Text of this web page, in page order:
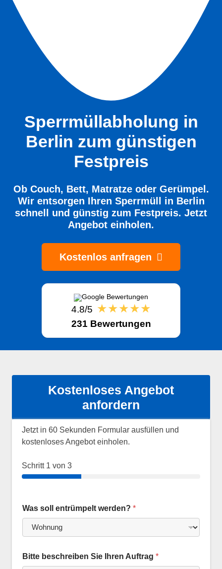
Sperrmüllabholung in
Berlin zum günstigen
Festpreis
Ob Couch, Bett, Matratze oder Gerümpel.
Wir entsorgen Ihren Sperrmüll in Berlin
schnell und günstig zum Festpreis. Jetzt
Angebot einholen.
Kostenlos anfragen
4.8/5 ★★★★★
231 Bewertungen
Kostenloses Angebot
anfordern
Jetzt in 60 Sekunden Formular ausfüllen und
kostenloses Angebot einholen.
Schritt 1 von 3
Was soll entrümpelt werden? *
Bitte beschreiben Sie Ihren Auftrag *